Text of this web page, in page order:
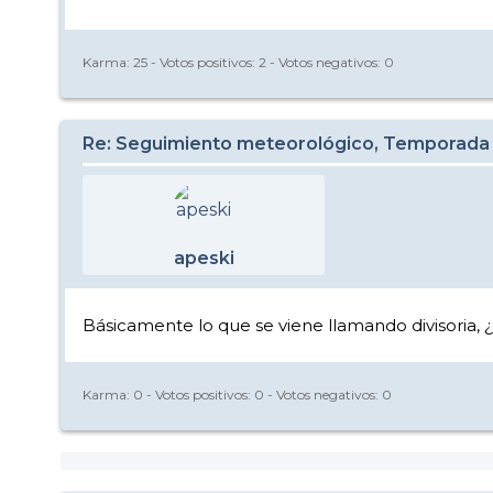
Karma: 25 - Votos positivos: 2 - Votos negativos: 0
Re: Seguimiento meteorológico, Temporada
apeski
Básicamente lo que se viene llamando divisoria,
Karma: 0 - Votos positivos: 0 - Votos negativos: 0